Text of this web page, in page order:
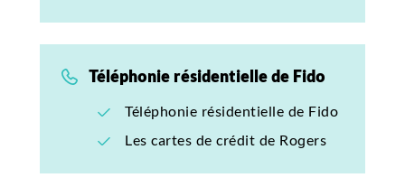
Téléphonie résidentielle de Fido
Téléphonie résidentielle de Fido
Les cartes de crédit de Rogers